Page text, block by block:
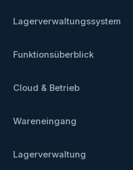
Lagerverwaltungssystem
Funktionsüberblick
Cloud & Betrieb
Wareneingang
Lagerverwaltung